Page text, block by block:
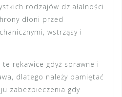
rodzajów działalności
dłoni przed
wstrząsy i
rękawice gdyż sprawne i
dlatego należy pamiętać
zabezpieczenia gdy